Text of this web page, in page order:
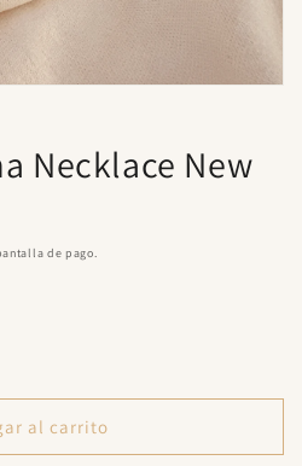
Necklace New
de pago.
al carrito